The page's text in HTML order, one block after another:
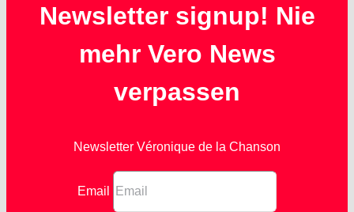
Newsletter signup! Nie
mehr Vero News
verpassen
Newsletter Véronique de la Chanson
Email